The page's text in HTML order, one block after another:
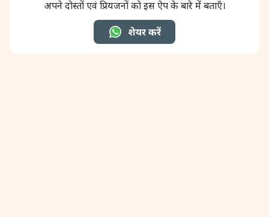
अपने दोस्तों एवं प्रियजनों को इस ऐप के बारे में बताएँ।
शेयर करें